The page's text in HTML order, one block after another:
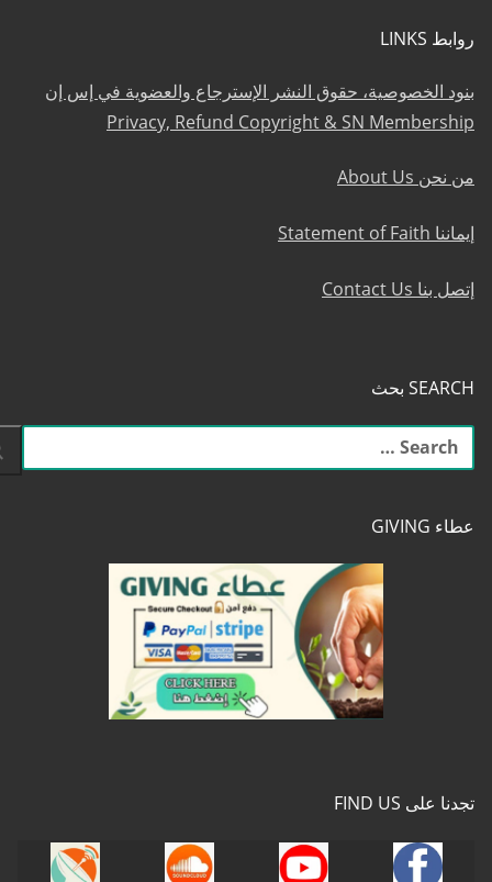
روابط LINKS
بنود الخصوصية، حقوق النشر الإسترجاع والعضوية في إس إن
Privacy, Refund Copyright & SN Membership
من نحن About Us
إيماننا Statement of Faith
إتصل بنا Contact Us
SEARCH بحث
البحث
عن:
عطاء GIVING
تجدنا على FIND US